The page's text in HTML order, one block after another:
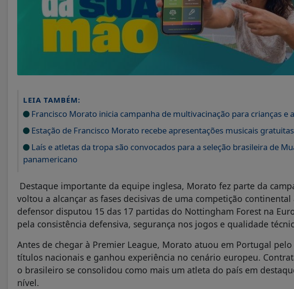
LEIA TAMBÉM:
Francisco Morato inicia campanha de multivacinação para crianças e
Estação de Francisco Morato recebe apresentações musicais
Laís e atletas da tropa são convocados para a seleção brasileira de
panamericano
Destaque importante da equipe inglesa, Morato fez parte da
voltou a alcançar as fases decisivas de uma competição
defensor disputou 15 das 17 partidas do Nottingham Forest na
pela consistência defensiva, segurança nos jogos e qualidade
Antes de chegar à Premier League, Morato atuou em Portugal
títulos nacionais e ganhou experiência no cenário europeu.
o brasileiro se consolidou como mais um atleta do país em
nível.